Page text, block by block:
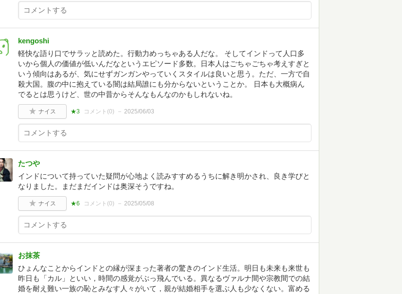
kengoshi
軽快な語り口でサラッと読めた。行動力めっちゃある人だな。 そしてインドって人口多
いから個人の価値が低いんだなというエピソード多数。日本人はごちゃごちゃ考えすぎと
いう傾向はあるが、気にせずガンガンやっていくスタイルは良いと思う。ただ、一方で自
殺大国。腹の中に抱えている闇は結局誰にも分からないということか。 日本も大概病ん
でるとは思うけど、世の中昔からそんなもんなのかもしれないね。
ナイス ★3 コメント(0) 2025/06/03
たつや
インドについて持っていた疑問が心地よく読みすすめるうちに解き明かされ、良き学びと
なりました。まだまだインドは奥深そうですね。
ナイス ★6 コメント(0) 2025/05/08
お抹茶
ひょんなことからインドとの縁が深まった著者の驚きのインド生活。明日も未来も来世も
昨日も「カル」といい，時間の感覚がぶっ飛んでいる。異なるヴァルナ間や宗教間での結
婚を耐え難い一族の恥とみなす人々がいて，親が結婚相手を選ぶ人も少なくない。富める